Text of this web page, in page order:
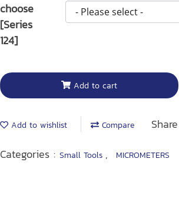
choose
[Series
124]
Add to cart
Add to wishlist Compare
Share
Categories : Small Tools , MICROMETERS